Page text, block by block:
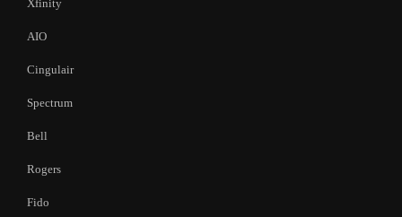
Xfinity
AIO
Cingulair
Spectrum
Bell
Rogers
Fido